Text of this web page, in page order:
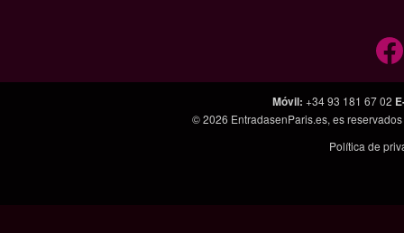
Móvil: +34 93 181 67 02
© 2026 EntradasenParis.es, es
Política de